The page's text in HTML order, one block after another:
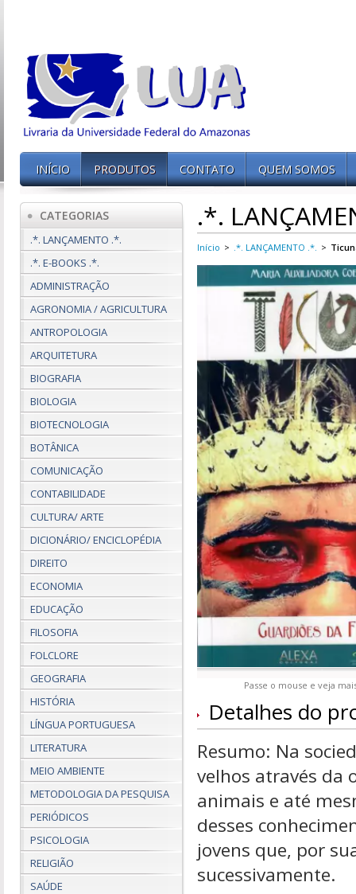
INÍCIO PRODUTOS CONTATO QUEM SOMOS
CATEGORIAS
.*. LANÇAMENTO .*.
.*. E-BOOKS .*.
ADMINISTRAÇÃO
AGRONOMIA / AGRICULTURA
ANTROPOLOGIA
ARQUITETURA
BIOGRAFIA
BIOLOGIA
BIOTECNOLOGIA
BOTÂNICA
COMUNICAÇÃO
CONTABILIDADE
CULTURA/ ARTE
DICIONÁRIO/ ENCICLOPÉDIA
DIREITO
ECONOMIA
EDUCAÇÃO
FILOSOFIA
FOLCLORE
GEOGRAFIA
HISTÓRIA
LÍNGUA PORTUGUESA
LITERATURA
MEIO AMBIENTE
METODOLOGIA DA PESQUISA
PERIÓDICOS
PSICOLOGIA
RELIGIÃO
SAÚDE
.*.
Início > .*. LANÇAMENTO .*. >
Passe o mouse e veja
Detalhes do
Resumo: Na
velhos através da
animais e até
desses
jovens que, por
sucessivamente.